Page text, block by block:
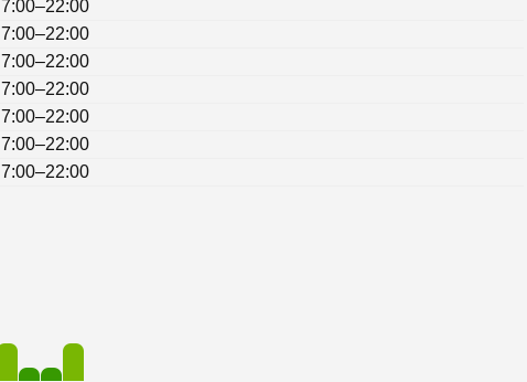
7:00–22:00
7:00–22:00
7:00–22:00
7:00–22:00
7:00–22:00
7:00–22:00
7:00–22:00